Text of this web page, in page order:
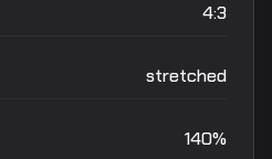
4:3
stretched
140%